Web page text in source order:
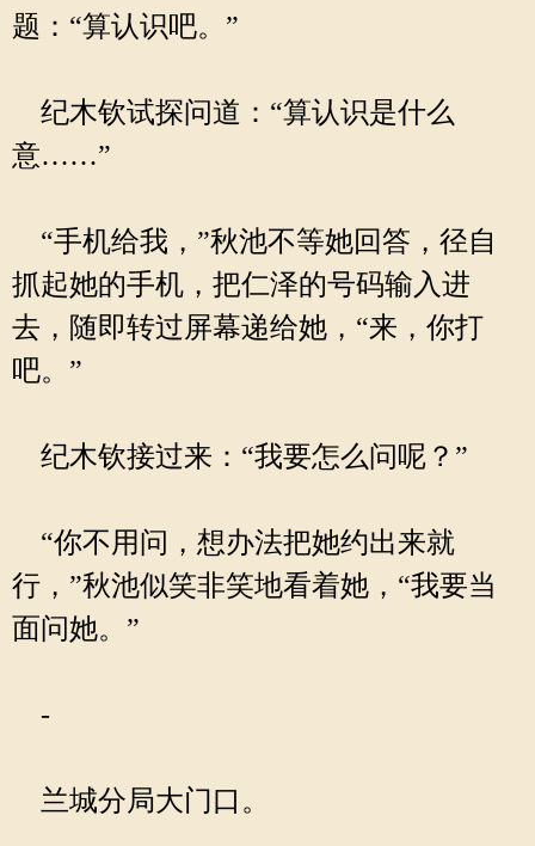
题：“算认识吧。”
纪木钦试探问道：“算认识是什么
意……”
“手机给我，”秋池不等她回答，径自
抓起她的手机，把仁泽的号码输入进
去，随即转过屏幕递给她，“来，你打
吧。”
纪木钦接过来：“我要怎么问呢？”
“你不用问，想办法把她约出来就
行，”秋池似笑非笑地看着她，“我要当
面问她。”
-
兰城分局大门口。